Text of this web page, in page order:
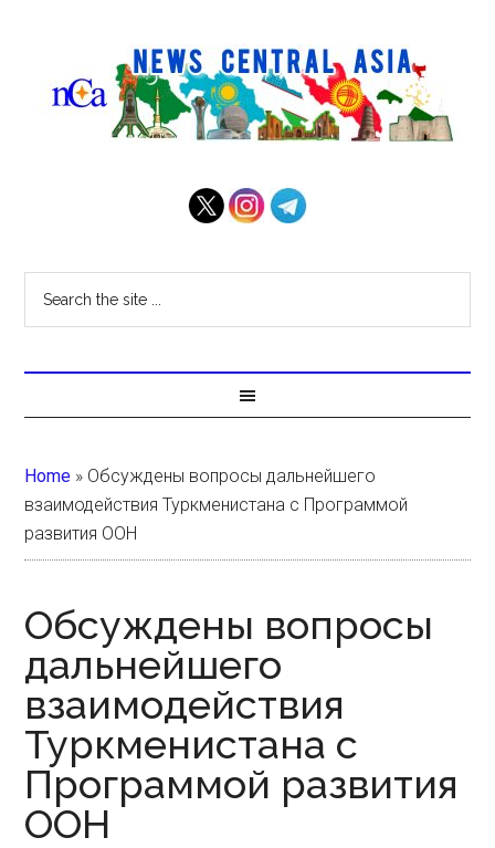
Home » Обсуждены вопросы дальнейшего
взаимодействия Туркменистана с Программой
развития ООН
Обсуждены вопросы
дальнейшего
взаимодействия
Туркменистана с
Программой развития
ООН